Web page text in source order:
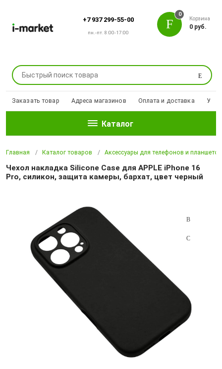
+7 937 299-55-00
пн.-пт. 8:00-17:00
Поиск
0
Корзина
0 руб.
Заказать товар Адреса магазинов Оплата и доставка
Каталог
Главная Каталог товаров Аксессуары для телефонов и планшетов
Чехол накладка Silicone Case для APPLE iPhone 16
Pro, силикон, защита камеры, бархат, цвет черный